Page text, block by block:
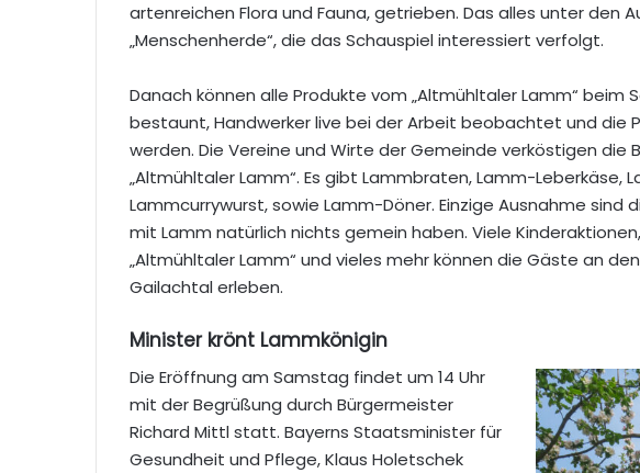
artenreichen Flora und Fauna, getrieben. Das alles unter den
„Menschenherde“, die das Schauspiel interessiert verfolgt.
Danach können alle Produkte vom „Altmühltaler Lamm“ beim
bestaunt, Handwerker live bei der Arbeit beobachtet und die
werden. Die Vereine und Wirte der Gemeinde verköstigen die
„Altmühltaler Lamm“. Es gibt Lammbraten, Lamm-Leberkäse,
Lammcurrywurst, sowie Lamm-Döner. Einzige Ausnahme sind
mit Lamm natürlich nichts gemein haben. Viele
„Altmühltaler Lamm“ und vieles mehr können die Gäste an
Gailachtal erleben.
Minister krönt Lammkönigin
Die Eröffnung am Samstag findet um 14 Uhr
mit der Begrüßung durch Bürgermeister
Richard Mittl statt. Bayerns Staatsminister für
Gesundheit und Pflege, Klaus Holetschek